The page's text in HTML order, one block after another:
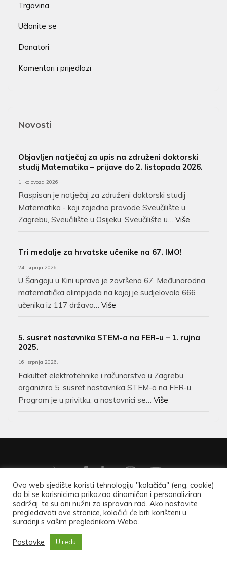
Trgovina
Učlanite se
Donatori
Komentari i prijedlozi
Novosti
Objavljen natječaj za upis na združeni doktorski
studij Matematika – prijave do 2. listopada 2026.
1. kolovoza 2026.
Raspisan je natječaj za združeni doktorski studij
Matematika - koji zajedno provode Sveučilište u
Zagrebu, Sveučilište u Osijeku, Sveučilište u… Više
Tri medalje za hrvatske učenike na 67. IMO!
24. srpnja 2026.
U Šangaju u Kini upravo je završena 67. Međunarodna
matematička olimpijada na kojoj je sudjelovalo 666
učenika iz 117 država… Više
5. susret nastavnika STEM-a na FER-u – 1. rujna
2025.
16. srpnja 2026.
Fakultet elektrotehnike i računarstva u Zagrebu
organizira 5. susret nastavnika STEM-a na FER-u.
Program je u privitku, a nastavnici se… Više
Copyright ©2026Hrvatsko matematičko društvo. Opći
podaci.
University Zone | Developed By
WordPress
Ovo web sjedište koristi tehnologiju "kolačića" (eng. cookie)
da bi se korisnicima prikazao dinamičan i personaliziran
sadržaj, te su oni nužni za ispravan rad. Ako nastavite
pregledavati ove stranice, kolačići će biti korišteni u
suradnji s vašim preglednikom Weba.
Postavke U redu